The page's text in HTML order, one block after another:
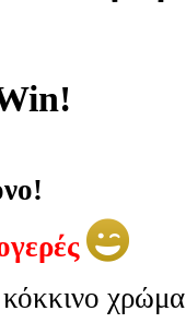
χρώμα